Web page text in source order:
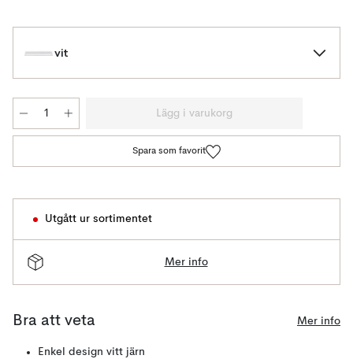
vit
Lägg i varukorg
Spara som favorit
Utgått ur sortimentet
Mer info
Bra att veta Mer info
Enkel design vitt järn